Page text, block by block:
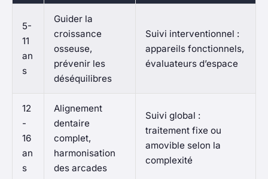
5-
11
an
s
Guider la
croissance
osseuse,
prévenir les
déséquilibres
Suivi interventionnel :
appareils fonctionnels,
évaluateurs d’espace
12
-
16
an
s
Alignement
dentaire
complet,
harmonisation
des arcades
Suivi global :
traitement fixe ou
amovible selon la
complexité